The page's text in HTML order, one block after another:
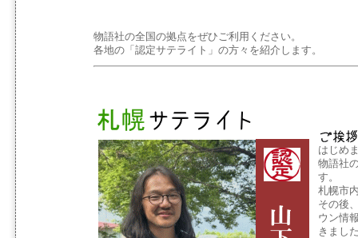
物語社の全国の拠点をぜひご利用ください。
各地の「認定サテライト」の方々を紹介します。
はじめ
物語社
す。
札幌市
その後
ウン情
きまし